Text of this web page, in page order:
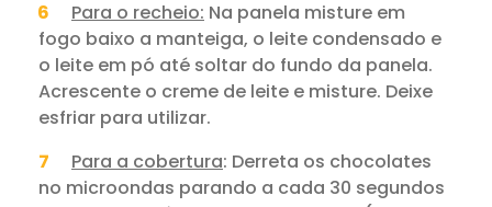
Para o recheio: Na panela misture em
fogo baixo a manteiga, o leite condensado e
o leite em pó até soltar do fundo da panela.
Acrescente o creme de leite e misture. Deixe
esfriar para utilizar.
Para a cobertura: Derreta os chocolates
no microondas parando a cada 30 segundos